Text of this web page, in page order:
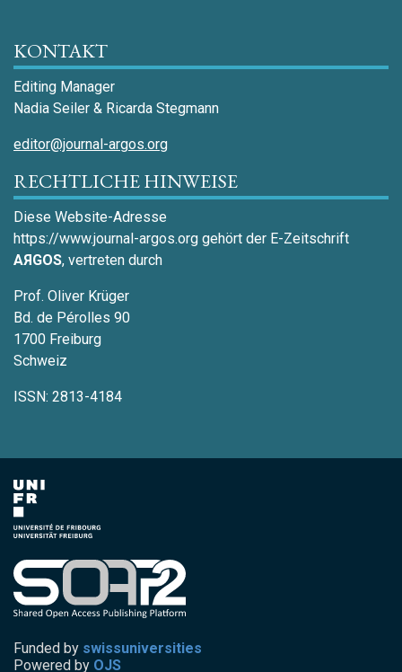
KONTAKT
Editing Manager
Nadia Seiler & Ricarda Stegmann
editor@journal-argos.org
RECHTLICHE HINWEISE
Diese Website-Adresse
https://www.journal-argos.org gehört der E-Zeitschrift
AЯGOS, vertreten durch
Prof. Oliver Krüger
Bd. de Pérolles 90
1700 Freiburg
Schweiz
ISSN: 2813-4184
Funded by swissuniversities
Powered by OJS